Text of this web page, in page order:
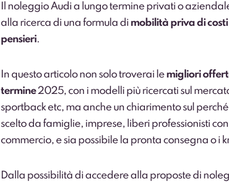
Il noleggio Audi a lungo termine privati o
alla ricerca di una formula di mobilità priva di
pensieri.
In questo articolo non solo troverai lemigliori
termine2025, con i modelli più ricercati sul
sportback etc, ma anche un chiarimento sul
scelto da famiglie, imprese, liberi professionisti
commercio, e sia possibile la pronta consegna o i
Dalla possibilità di accedere alla proposte di